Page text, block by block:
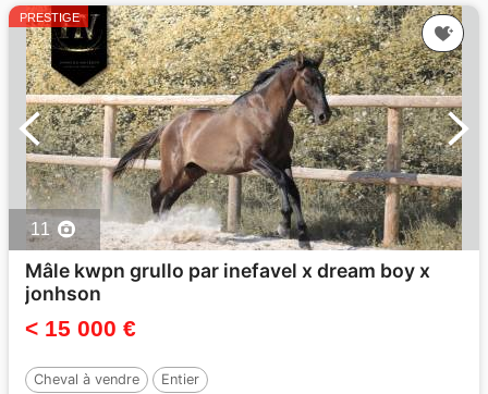
PRESTIGE
11
Mâle kwpn grullo par inefavel x dream boy x
jonhson
< 15 000 €
Cheval à vendre
Entier